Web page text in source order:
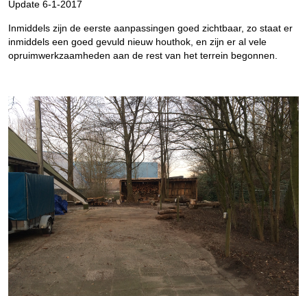
Update 6-1-2017
Inmiddels zijn de eerste aanpassingen goed zichtbaar, zo staat er
inmiddels een goed gevuld nieuw houthok, en zijn er al vele
opruimwerkzaamheden aan de rest van het terrein begonnen.